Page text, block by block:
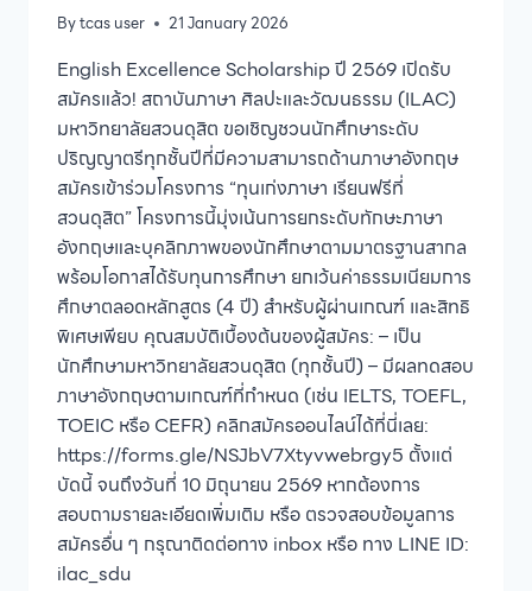
Bytcas user 21 January 2026
English Excellence Scholarship ปี 2569 เปิดรับ
สมัครแล้ว! สถาบันภาษา ศิลปะและวัฒนธรรม (ILAC)
มหาวิทยาลัยสวนดุสิต ขอเชิญชวนนักศึกษาระดับ
ปริญญาตรีทุกชั้นปีที่มีความสามารถด้านภาษาอังกฤษ
สมัครเข้าร่วมโครงการ “ทุนเก่งภาษา เรียนฟรีที่
สวนดุสิต” โครงการนี้มุ่งเน้นการยกระดับทักษะภาษา
อังกฤษและบุคลิกภาพของนักศึกษาตามมาตรฐานสากล
พร้อมโอกาสได้รับทุนการศึกษา ยกเว้นค่าธรรมเนียมการ
ศึกษาตลอดหลักสูตร (4 ปี) สำหรับผู้ผ่านเกณฑ์ และสิทธิ
พิเศษเพียบ คุณสมบัติเบื้องต้นของผู้สมัคร: – เป็น
นักศึกษามหาวิทยาลัยสวนดุสิต (ทุกชั้นปี) – มีผลทดสอบ
ภาษาอังกฤษตามเกณฑ์ที่กำหนด (เช่น IELTS, TOEFL,
TOEIC หรือ CEFR) คลิกสมัครออนไลน์ได้ที่นี่เลย:
https://forms.gle/NSJbV7Xtyvwebrgy5 ตั้งแต่
บัดนี้ จนถึงวันที่ 10 มิถุนายน 2569 หากต้องการ
สอบถามรายละเอียดเพิ่มเติม หรือ ตรวจสอบข้อมูลการ
สมัครอื่น ๆ กรุณาติดต่อทาง inbox หรือ ทาง LINE ID:
ilac_sdu